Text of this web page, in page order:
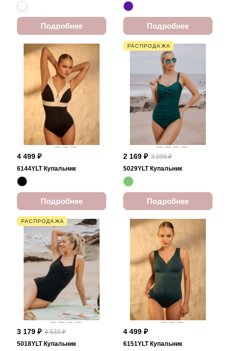
Подробнее Подробнее
4 499 ₽
6144YLT Купальник
Подробнее
РАСПРОДАЖА
2 169 ₽ 3 099 ₽
5029YLT Купальник
Подробнее
РАСПРОДАЖА
3 179 ₽ 4 539 ₽
5018YLT Купальник
4 499 ₽
6151YLT Купальник